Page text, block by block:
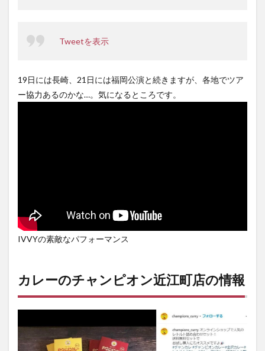
Tweetを表示
19日には長崎、21日には福岡公演と続きますが、各地でツア
ー協力あるのかな…。気になるところです。
IVVYの素敵なパフォーマンス
カレーのチャンピオン近江町店の情報